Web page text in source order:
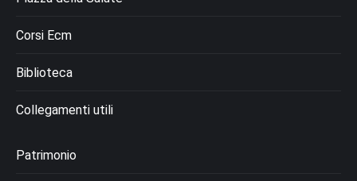
Corsi Ecm
Biblioteca
Collegamenti utili
Patrimonio